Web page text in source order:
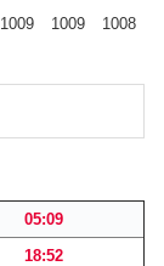
1009 1009 1008
05:09
18:52